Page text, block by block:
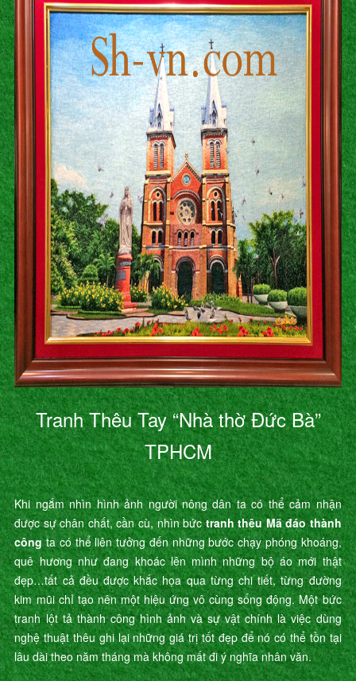
Tranh Thêu Tay “Nhà thờ Đức Bà”
TPHCM
Khi ngắm nhìn hình ảnh người nông dân ta có thể cảm nhận
được sự chân chất, cần cù, nhìn bứctranh thêu Mã đáo thành
côngta có thể liên tưởng đến những bước chạy phóng khoáng,
quê hương như đang khoác lên mình những bộ áo mới thật
đẹp…tất cả đều được khắc họa qua từng chi tiết, từng đường
kim mũi chỉ tạo nên một hiệu ứng vô cùng sống động. Một bức
tranh lột tả thành công hình ảnh và sự vật chính là việc dùng
nghệ thuật thêu ghi lại những giá trị tốt đẹp để nó có thể tồn tại
lâu dài theo năm tháng mà không mất đi ý nghĩa nhân văn.